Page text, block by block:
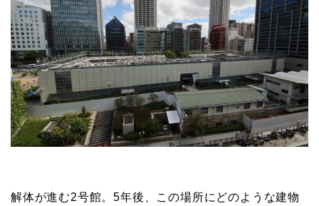
解体が進む2号館。5年後、この場所にどのような建物